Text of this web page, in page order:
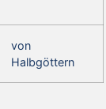
von
Halbgöttern